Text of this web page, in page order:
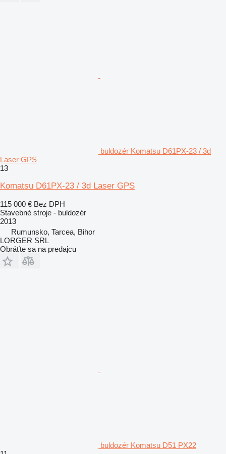
buldozér Komatsu D61PX-23 / 3d
Laser GPS
13
Komatsu D61PX-23 / 3d Laser GPS
115 000 € Bez DPH
Stavebné stroje - buldozér
2013
Rumunsko, Tarcea, Bihor
LORGER SRL
Obráťte sa na predajcu
buldozér Komatsu D51 PX22